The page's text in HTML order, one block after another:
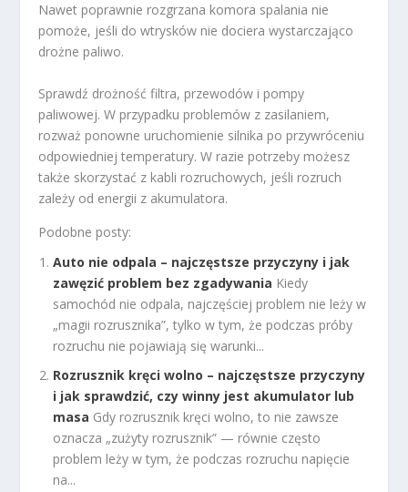
Nawet poprawnie rozgrzana komora spalania nie
pomoże, jeśli do wtrysków nie dociera wystarczająco
drożne paliwo.
Sprawdź drożność filtra, przewodów i pompy
paliwowej. W przypadku problemów z zasilaniem,
rozważ ponowne uruchomienie silnika po przywróceniu
odpowiedniej temperatury. W razie potrzeby możesz
także skorzystać z kabli rozruchowych, jeśli rozruch
zależy od energii z akumulatora.
Podobne posty:
Auto nie odpala – najczęstsze przyczyny i jak
zawęzić problem bez zgadywania Kiedy
samochód nie odpala, najczęściej problem nie leży w
„magii rozrusznika”, tylko w tym, że podczas próby
rozruchu nie pojawiają się warunki...
Rozrusznik kręci wolno – najczęstsze przyczyny
i jak sprawdzić, czy winny jest akumulator lub
masa Gdy rozrusznik kręci wolno, to nie zawsze
oznacza „zużyty rozrusznik” — równie często
problem leży w tym, że podczas rozruchu napięcie
na...